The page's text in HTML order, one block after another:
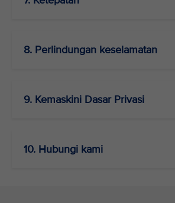
8. Perlindungan keselamatan
9. Kemaskini Dasar Privasi
10. Hubungi kami